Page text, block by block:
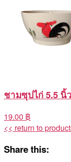
ชามซุปไก่ 5.5 นิ้ว
19.00 ฿
<< return to
Share this: